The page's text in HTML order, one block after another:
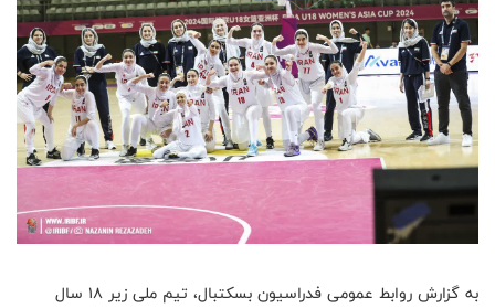
به گزارش روابط عمومی فدراسیون بسکتبال، تیم ملی زیر 18 سال